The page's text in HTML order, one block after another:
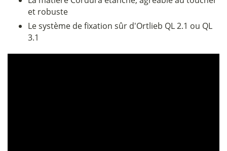
et robuste
Le système de fixation sûr d'Ortlieb QL 2.1 ou QL
3.1